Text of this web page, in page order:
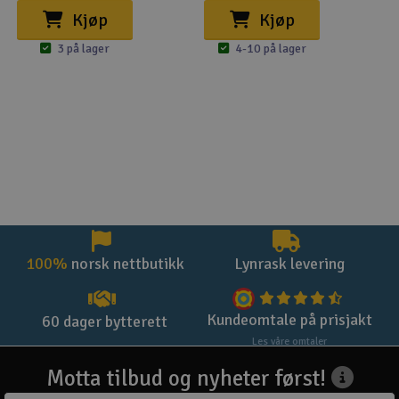
Kjøp
3 på lager
Kjøp
4-10 på lager
100% norsk nettbutikk Lynrask levering
60 dager bytterett Kundeomtale på prisjakt
Les våre omtaler
Motta tilbud og nyheter først!